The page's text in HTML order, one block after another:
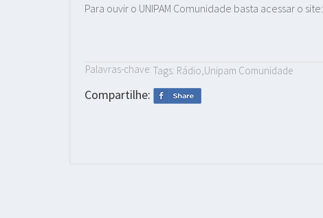
Para ouvir o UNIPAM Comunidade basta acessar o site:
Palavras-chave: Tags: Rádio,Unipam Comunidade
Compartilhe: